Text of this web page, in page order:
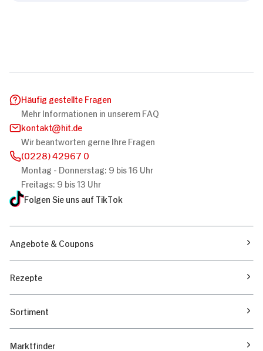
Häufig gestellte Fragen
Mehr Informationen in unserem FAQ
kontakt
hit.de
Wir beantworten gerne Ihre Fragen
(0228) 42967 0
Montag - Donnerstag: 9 bis 16 Uhr
Freitags: 9 bis 13 Uhr
Folgen Sie uns auf TikTok
Angebote & Coupons
Rezepte
Sortiment
Marktfinder